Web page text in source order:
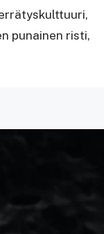
,
punainen risti,